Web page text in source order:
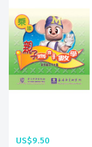
US$9.50